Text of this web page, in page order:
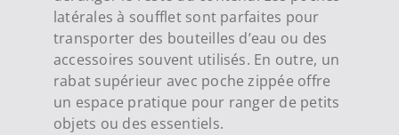
latérales à soufflet sont parfaites pour
transporter des bouteilles d’eau ou des
accessoires souvent utilisés. En outre, un
rabat supérieur avec poche zippée offre
un espace pratique pour ranger de petits
objets ou des essentiels.